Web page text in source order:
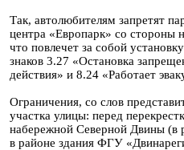
Так, автолюбителям запретят
центра «Европарк» со стороны
что повлечет за собой
знаков 3.27 «Остановка
действия» и 8.24 «Работает
Ограничения, со слов
участка улицы: перед
набережной Северной Двины (в
в районе здания ФГУ